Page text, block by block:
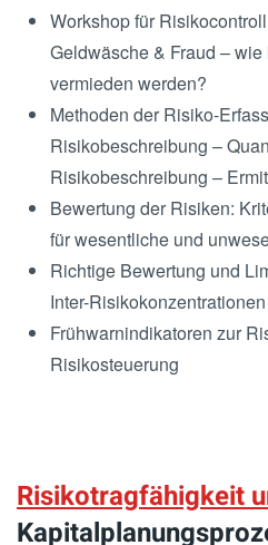
Workshop für
Geldwäsche & Fraud –
vermieden werden?
Methoden der Risiko-
Risikobeschreibung –
Risikobeschreibung –
Bewertung der Risiken:
für wesentliche und
Richtige Bewertung und
Inter-Risikokonzentrationen
Frühwarnindikatoren zur
Risikosteuerung
Risikotragfähigkeit